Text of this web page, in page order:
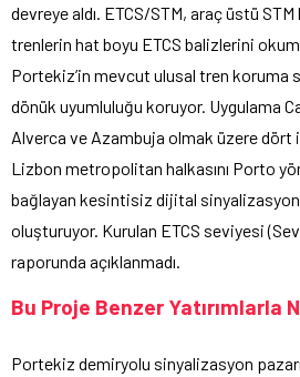
devreye aldı. ETCS/STM, araç üstü
trenlerin hat boyu ETCS balizlerini
Portekiz’in mevcut ulusal tren koruma
dönük uyumluluğu koruyor. Uygulama
Alverca ve Azambuja olmak üzere dört
Lizbon metropolitan halkasını Porto
bağlayan kesintisiz dijital
oluşturuyor. Kurulan ETCS seviyesi
raporunda açıklanmadı.
Bu Proje Benzer Yatırımlarla
Portekiz demiryolu sinyalizasyon